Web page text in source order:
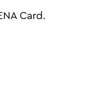
Card.